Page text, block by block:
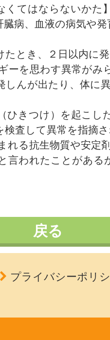
くてはならないかた
臓病、血液の病気や
たとき、２日以内に
ーを思わす異常がみ
しんが出たり、体に
ひきつけ）を起こし
検査して異常を指摘
れる抗生物質や安定
言われたことがある
戻る
プライバシーポリ